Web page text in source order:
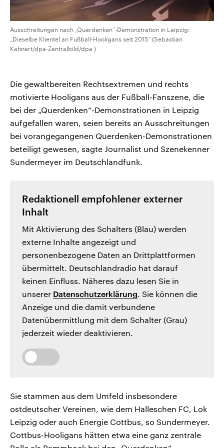
Ausschreitungen nach „Querdenken“-Demonstration in Leipzig:
„Dieselbe Klientel an Fußball-Hooligans seit 2015“ (Sebastian
Kahnert/dpa-Zentralbild/dpa )
Die gewaltbereiten Rechtsextremen und rechts
motivierte Hooligans aus der Fußball-Fanszene, die
bei der „Querdenken“-Demonstrationen in Leipzig
aufgefallen waren, seien bereits an Ausschreitungen
bei vorangegangenen Querdenken-Demonstrationen
beteiligt gewesen, sagte Journalist und Szenekenner
Sundermeyer im Deutschlandfunk.
Redaktionell empfohlener externer
Inhalt
Mit Aktivierung des Schalters (Blau) werden
externe Inhalte angezeigt und
personenbezogene Daten an Drittplattformen
übermittelt. Deutschlandradio hat darauf
keinen Einfluss. Näheres dazu lesen Sie in
unserer Datenschutzerklärung. Sie können die
Anzeige und die damit verbundene
Datenübermittlung mit dem Schalter (Grau)
jederzeit wieder deaktivieren.
Sie stammen aus dem Umfeld insbesondere
ostdeutscher Vereinen, wie dem Halleschen FC, Lok
Leipzig oder auch Energie Cottbus, so Sundermeyer.
Cottbus-Hooligans hätten etwa eine ganz zentrale